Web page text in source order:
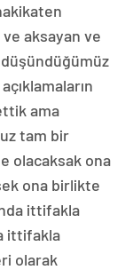
aksayan ve
düşündüğümüz
ama
tam bir
olacaksak ona
ona birlikte
ittifakla
ittifakla
olarak